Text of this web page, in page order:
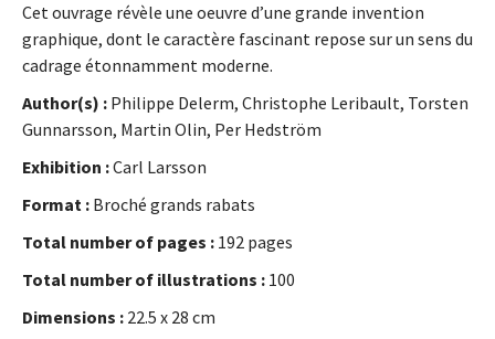
Cet ouvrage révèle une oeuvre d’une grande invention
graphique, dont le caractère fascinant repose sur un sens du
cadrage étonnamment moderne.
Author(s) : Philippe Delerm, Christophe Leribault, Torsten
Gunnarsson, Martin Olin, Per Hedström
Exhibition :Carl Larsson
Format : Broché grands rabats
Total number of pages : 192 pages
Total number of illustrations : 100
Dimensions : 22.5 x 28 cm